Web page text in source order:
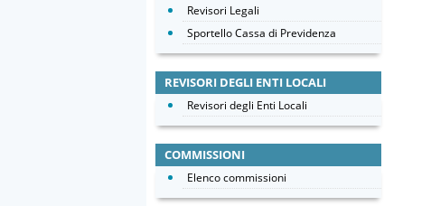
Revisori Legali
Sportello Cassa di Previdenza
REVISORI DEGLI ENTI LOCALI
Revisori degli Enti Locali
COMMISSIONI
Elenco commissioni